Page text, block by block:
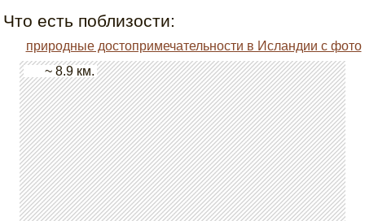
Что есть поблизости:
природные достопримечательности в Исландии с фото
~ 8.9 км.